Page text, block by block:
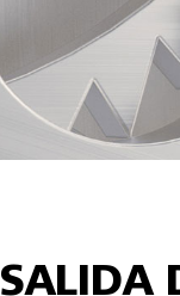
SALIDA